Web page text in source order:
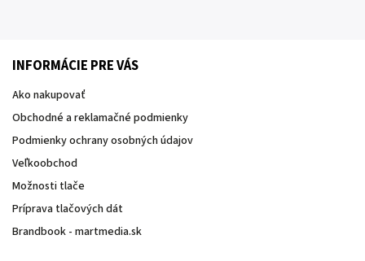
INFORMÁCIE PRE VÁS
Ako nakupovať
Obchodné a reklamačné podmienky
Podmienky ochrany osobných údajov
Veľkoobchod
Možnosti tlače
Príprava tlačových dát
Brandbook - martmedia.sk